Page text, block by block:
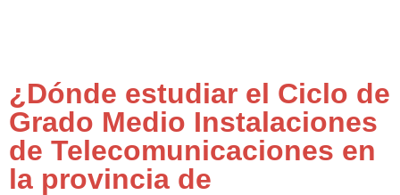
¿Dónde estudiar el Ciclo de
Grado Medio Instalaciones
de Telecomunicaciones en
la provincia de